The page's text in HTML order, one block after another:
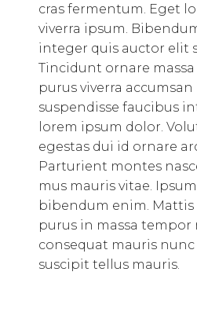
cras fermentum. Eget
viverra ipsum.
integer quis auctor elit
Tincidunt ornare
purus viverra accumsan
suspendisse faucibus
lorem ipsum dolor.
egestas dui id ornare
Parturient montes
mus mauris vitae.
bibendum enim.
purus in massa tempor
consequat mauris
suscipit tellus mauris.